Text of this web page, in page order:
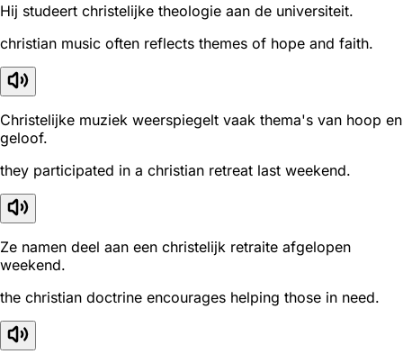
Hij studeert christelijke theologie aan de universiteit.
christian music often reflects themes of hope and faith.
Christelijke muziek weerspiegelt vaak thema's van hoop en
geloof.
they participated in a christian retreat last weekend.
Ze namen deel aan een christelijk retraite afgelopen
weekend.
the christian doctrine encourages helping those in need.